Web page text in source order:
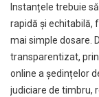
Instanțele trebuie
rapidă și echitabilă,
mai simple dosare.
transparentizat,
online a ședințelor
judiciare de timbru,